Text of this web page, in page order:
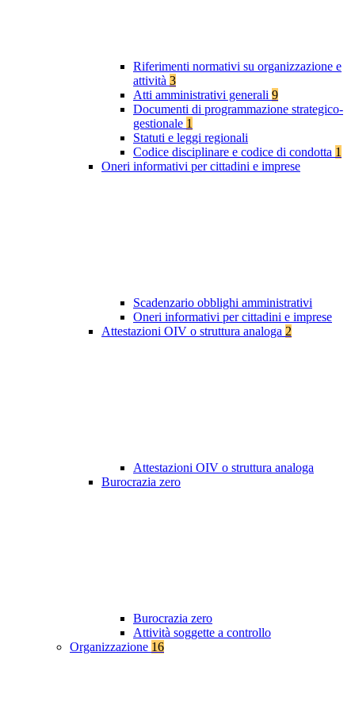
Riferimenti normativi su organizzazione e
attività 3
Atti amministrativi generali 9
Documenti di programmazione strategico-
gestionale 1
Statuti e leggi regionali
Codice disciplinare e codice di condotta 1
Oneri informativi per cittadini e imprese
Scadenzario obblighi amministrativi
Oneri informativi per cittadini e imprese
Attestazioni OIV o struttura analoga 2
Attestazioni OIV o struttura analoga
Burocrazia zero
Burocrazia zero
Attività soggette a controllo
Organizzazione 16